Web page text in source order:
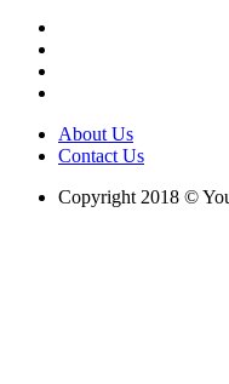
About Us
Contact Us
Copyright 2018 ©